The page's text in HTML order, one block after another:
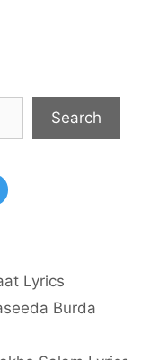
Search
Lyrics
Burda